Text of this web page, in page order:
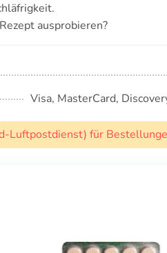
ausprobieren?
Visa, MasterCard,
Luftpostdienst) für